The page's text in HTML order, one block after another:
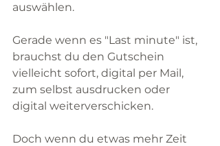
auswählen.
Gerade wenn es "Last minute" ist,
brauchst du den Gutschein
vielleicht sofort, digital per Mail,
zum selbst ausdrucken oder
digital weiterverschicken.
Doch wenn du etwas mehr Zeit